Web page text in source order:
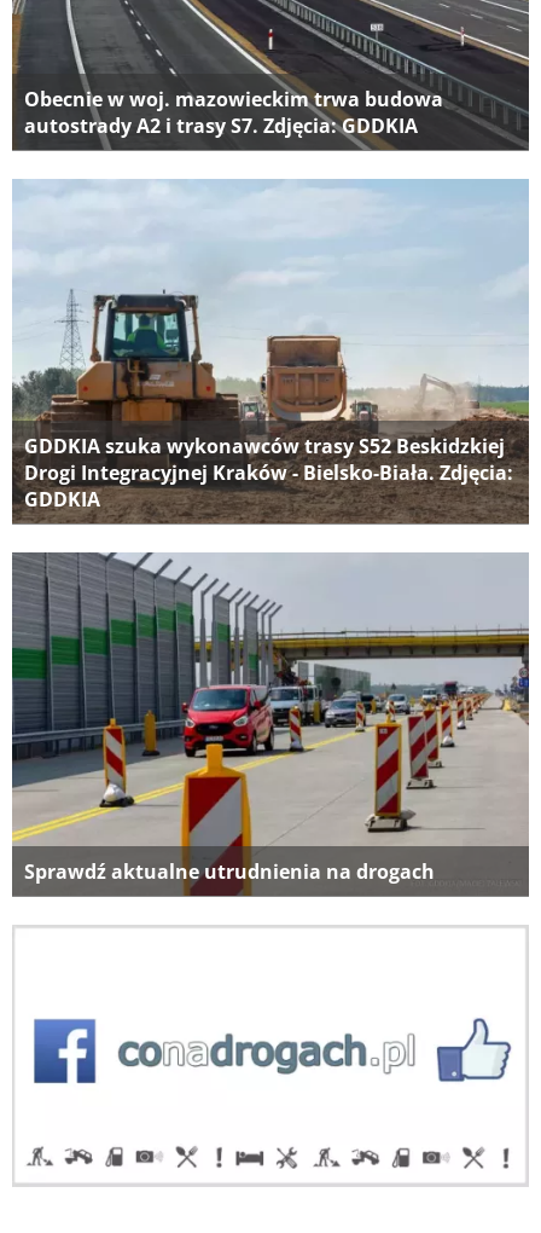
Obecnie w woj. mazowieckim trwa budowa
autostrady A2 i trasy S7. Zdjęcia: GDDKIA
GDDKIA szuka wykonawców trasy S52 Beskidzkiej
Drogi Integracyjnej Kraków - Bielsko-Biała. Zdjęcia:
GDDKIA
Sprawdź aktualne utrudnienia na drogach